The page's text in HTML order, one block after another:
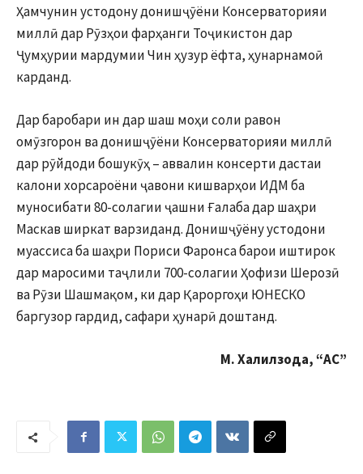
Ҳамчунин устодону донишҷӯёни Консерваторияи
миллӣ дар Рӯзҳои фарҳанги Тоҷикистон дар
Ҷумҳурии мардумии Чин ҳузур ёфта, ҳунарнамоӣ
карданд.
Дар баробари ин дар шаш моҳи соли равон
омӯзгорон ва донишҷӯёни Консерваторияи миллӣ
дар рӯйдоди бошукӯҳ – аввалин консерти дастаи
калони хорсароёни ҷавони кишварҳои ИДМ ба
муносибати 80-солагии ҷашни Ғалаба дар шаҳри
Маскав ширкат варзиданд. Донишҷӯёну устодони
муассиса ба шаҳри Пориси Фаронса барои иштирок
дар маросими таҷлили 700-солагии Ҳофизи Шерозӣ
ва Рӯзи Шашмақом, ки дар Қароргоҳи ЮНЕСКО
баргузор гардид, сафари ҳунарӣ доштанд.
М. Халилзода, “АС”